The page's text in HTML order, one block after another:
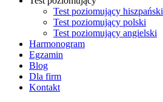
Test poziomujący hiszpański
Test poziomujący polski
Test poziomujący angielski
Harmonogram
Egzamin
Blog
Dla firm
Kontakt